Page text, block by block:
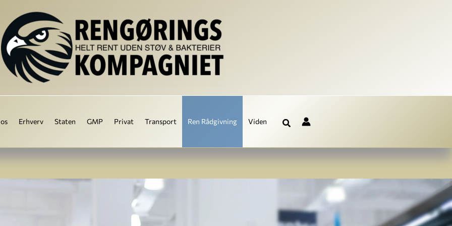
Erhverv Staten GMP Privat Transport Ren Rådgivning Viden